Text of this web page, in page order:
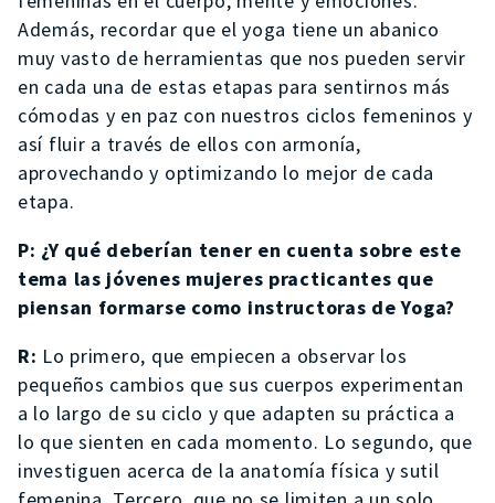
Además, recordar que el yoga tiene un abanico
muy vasto de herramientas que nos pueden servir
en cada una de estas etapas para sentirnos más
cómodas y en paz con nuestros ciclos femeninos y
así fluir a través de ellos con armonía,
aprovechando y optimizando lo mejor de cada
etapa.
P: ¿Y qué deberían tener en cuenta sobre este
tema las jóvenes mujeres practicantes que
piensan formarse como instructoras de Yoga?
R: Lo primero, que empiecen a observar los
pequeños cambios que sus cuerpos experimentan
a lo largo de su ciclo y que adapten su práctica a
lo que sienten en cada momento. Lo segundo, que
investiguen acerca de la anatomía física y sutil